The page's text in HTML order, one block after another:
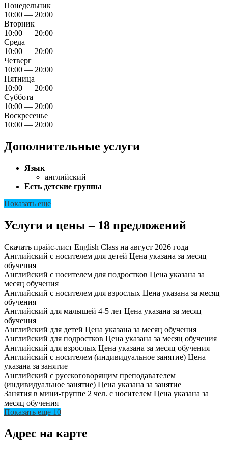
Понедельник
10:00 — 20:00
Вторник
10:00 — 20:00
Среда
10:00 — 20:00
Четверг
10:00 — 20:00
Пятница
10:00 — 20:00
Суббота
10:00 — 20:00
Воскресенье
10:00 — 20:00
Дополнительные услуги
Язык
английский
Есть детские группы
Показать еще
Услуги и цены – 18 предложений
Скачать прайс-лист English Class на август 2026 года
Английский с носителем для детей Цена указана за месяц
обучения
Английский с носителем для подростков Цена указана за
месяц обучения
Английский с носителем для взрослых Цена указана за месяц
обучения
Английский для малышей 4-5 лет Цена указана за месяц
обучения
Английский для детей Цена указана за месяц обучения
Английский для подростков Цена указана за месяц обучения
Английский для взрослых Цена указана за месяц обучения
Английский с носителем (индивидуальное занятие) Цена
указана за занятие
Английский с русскоговорящим преподавателем
(индивидуальное занятие) Цена указана за занятие
Занятия в мини-группе 2 чел. с носителем Цена указана за
месяц обучения
Показать еще 10
Адрес на карте